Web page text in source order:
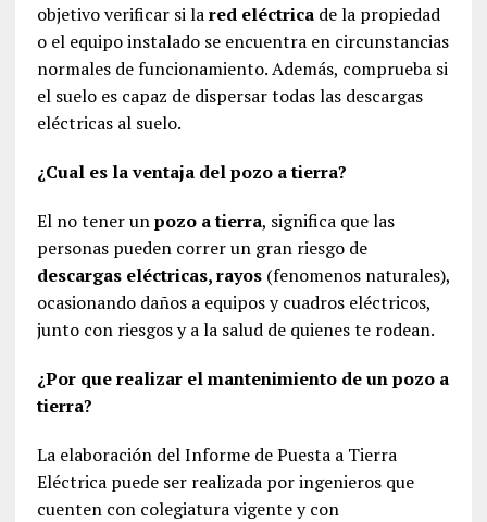
objetivo verificar si lared eléctricade la propiedad
o el equipo instalado se encuentra en circunstancias
normales de funcionamiento. Además, comprueba si
el suelo es capaz de dispersar todas las descargas
eléctricas al suelo.
¿Cual es la ventaja del pozo a tierra?
El no tener unpozo a tierra, significa que las
personas pueden correr un gran riesgo de
descargas eléctricas, rayos(fenomenos naturales),
ocasionando daños a equipos y cuadros eléctricos,
junto con riesgos y a la salud de quienes te rodean.
¿Por que realizar el mantenimiento de un pozo a
tierra?
La elaboración del Informe de Puesta a Tierra
Eléctrica puede ser realizada por ingenieros que
cuenten con colegiatura vigente y con